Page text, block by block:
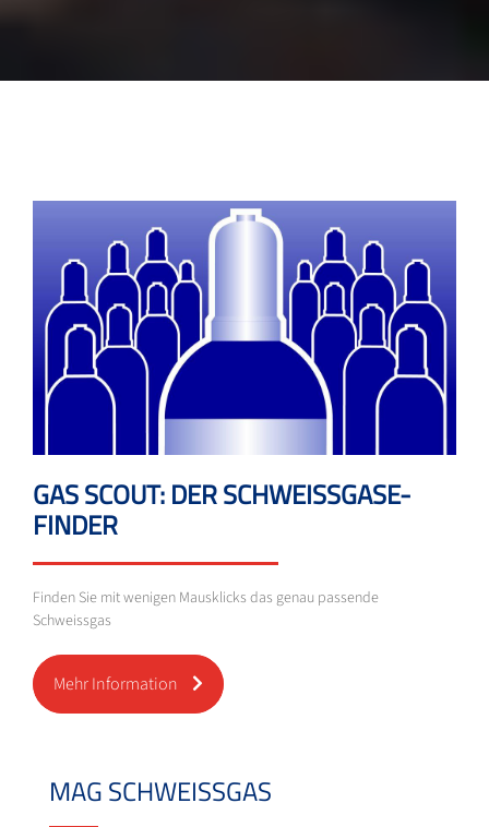
MAG SCHWEISSGAS
GAS SCOUT: DER SCHWEISSGASE-
FINDER
Finden Sie mit wenigen Mausklicks das genau passende
Schweissgas
Mehr Information